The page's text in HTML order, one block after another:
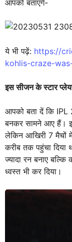
आपको बताएंगे-
ये भी पढ़ें: https://
kohlis-craze-
इस सीजन के स्टार
आपको बता दें कि IPL
बनकर सामने आए हैं।
लेकिन आखिरी 7 मैचों
करीब तक पहुंचा
ज्यादा रन बनाए
ध्वस्त भी कर दिया।